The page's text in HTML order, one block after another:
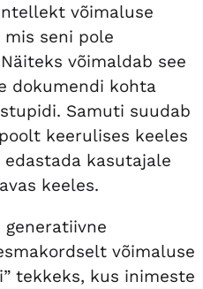
võimaluse
seni pole
võimaldab see
dokumendi kohta
Samuti suudab
keerulises keeles
kasutajale
keeles.
võimaluse
tekkeks, kus inimeste